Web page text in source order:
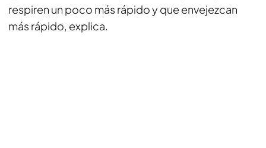
respiren un poco más rápido y que envejezcan
más rápido, explica.